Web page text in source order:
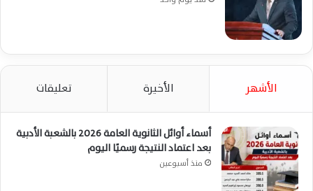
الأشهر الأخيرة تعليقات
أسماء أوائل الثانوية العامة 2026 بالشعبة الأدبية
بعد اعتماد النتيجة رسميًا اليوم
منذ أسبوعين